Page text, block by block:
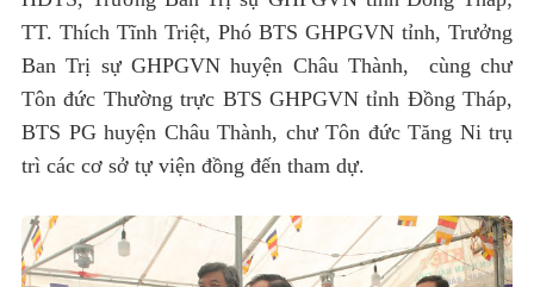
TT. Thích Tĩnh Triệt, Phó BTS GHPGVN tỉnh, Trưởng
Ban Trị sự GHPGVN huyện Châu Thành, cùng chư
Tôn đức Thường trực BTS GHPGVN tỉnh Đồng Tháp,
BTS PG huyện Châu Thành, chư Tôn đức Tăng Ni trụ
trì các cơ sở tự viện đồng đến tham dự.